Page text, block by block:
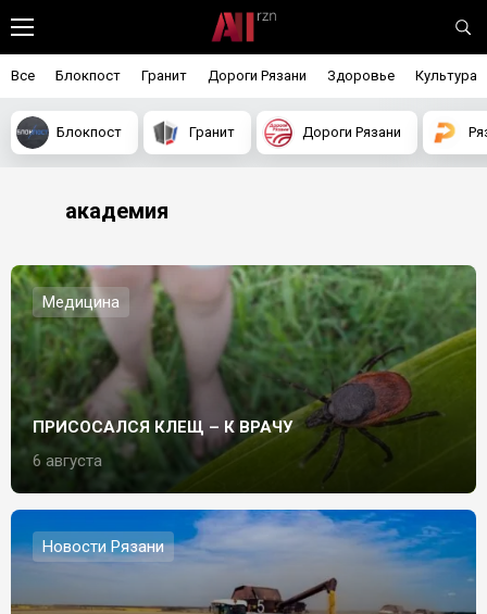
Все Блокпост Гранит Дороги Рязани Здоровье Культура
Блокпост Гранит Дороги Рязани
академия
Медицина
ПРИСОСАЛСЯ КЛЕЩ – К ВРАЧУ
6 августа
Новости Рязани